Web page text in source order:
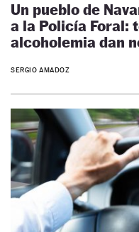
Un pueblo de
a la Policía Foral:
alcoholemia dan
SERGIO AMADOZ